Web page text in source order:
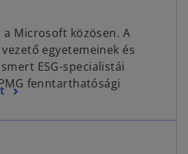
a Microsoft közösen. A
egyetemeinek és
ESG-specialistái
fenntarthatósági